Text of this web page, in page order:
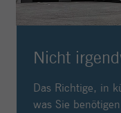
Nicht
Das Richtige, in
was Sie